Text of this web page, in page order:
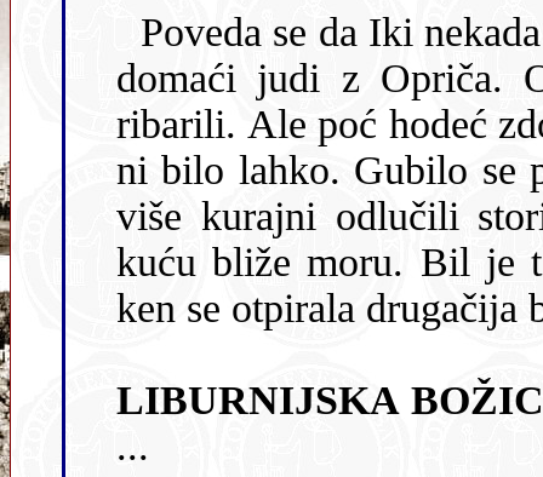
Poveda se da Iki
domaći judi z Opriča.
ribarili. Ale poć hodeć
ni bilo lahko. Gubilo se
više kurajni odlučili
kuću bliže moru. Bil je
ken se otpirala drugačija
LIBURNIJSKA
...